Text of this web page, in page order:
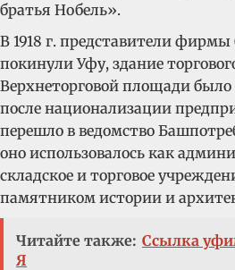
братья Нобель».
В 1918 г. представители фирмы
покинули Уфу, здание
Верхнеторговой площади было
после национализации
перешло в ведомство
оно использовалось как
складское и торговое
памятником истории и
Читайте также: Ссылка
Я